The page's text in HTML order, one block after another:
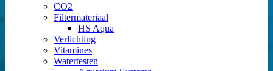
CO2
Filtermateriaal
HS Aqua
Verlichting
Vitamines
Watertesten